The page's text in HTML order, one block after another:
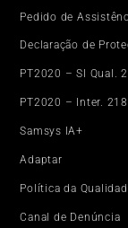
Pedido de
Declaração de
PT2020 – SI Qual.
PT2020 – Inter.
Samsys IA+
Adaptar
Política da
Canal de Denúncia